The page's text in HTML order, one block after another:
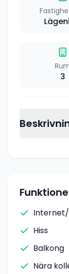
3
Hiss
Balkong
Nära